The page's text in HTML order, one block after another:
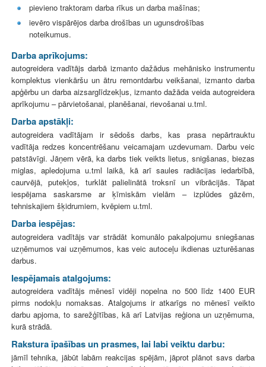
pievieno traktoram darba rīkus un darba mašīnas;
ievēro vispārējos darba drošības un ugunsdrošības
noteikumus.
Darba aprīkojums:
autogreidera vadītājs darbā izmanto dažādus mehānisko instrumentu
komplektus vienkāršu un ātru remontdarbu veikšanai, izmanto darba
apģērbu un darba aizsarglīdzekļus, izmanto dažāda veida autogreidera
aprīkojumu – pārvietošanai, planēšanai, rievošanai u.tml.
Darba apstākļi:
autogreidera vadītājam ir sēdošs darbs, kas prasa nepārtrauktu
vadītāja redzes koncentrēšanu veicamajam uzdevumam. Darbu veic
patstāvīgi. Jāņem vērā, ka darbs tiek veikts lietus, snigšanas, biezas
miglas, apledojuma u.tml laikā, kā arī saules radiācijas iedarbībā,
caurvējā, putekļos, turklāt palielinātā troksnī un vibrācijās. Tāpat
iespējama saskarsme ar ķīmiskām vielām – izplūdes gāzēm,
tehniskajiem šķidrumiem, kvēpiem u.tml.
Darba iespējas:
autogreidera vadītājs var strādāt komunālo pakalpojumu sniegšanas
uzņēmumos vai uzņēmumos, kas veic autoceļu ikdienas uzturēšanas
darbus.
Iespējamais atalgojums:
autogreidera vadītājs mēnesī vidēji nopelna no 500 līdz 1400 EUR
pirms nodokļu nomaksas. Atalgojums ir atkarīgs no mēnesī veikto
darbu apjoma, to sarežģītības, kā arī Latvijas reģiona un uzņēmuma,
kurā strādā.
Rakstura īpašības un prasmes, lai labi veiktu darbu:
jāmīl tehnika, jābūt labām reakcijas spējām, jāprot plānot savs darba